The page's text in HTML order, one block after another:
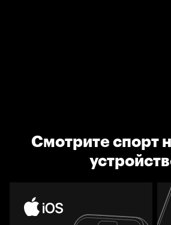
Смотрите спорт